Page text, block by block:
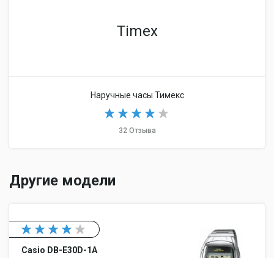
Timex
Наручные часы Тимекс
32 Отзыва
Другие модели
Casio DB-E30D-1A